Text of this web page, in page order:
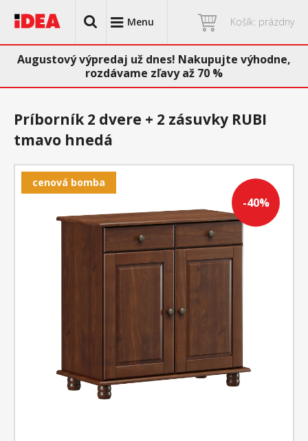
Menu Košík: prázdny
Augustový výpredaj už dnes! Nakupujte výhodne,
rozdávame zľavy až 70 %
-40%
cenová bomba
Príborník 2 dvere + 2 zásuvky RUBI
tmavo hnedá